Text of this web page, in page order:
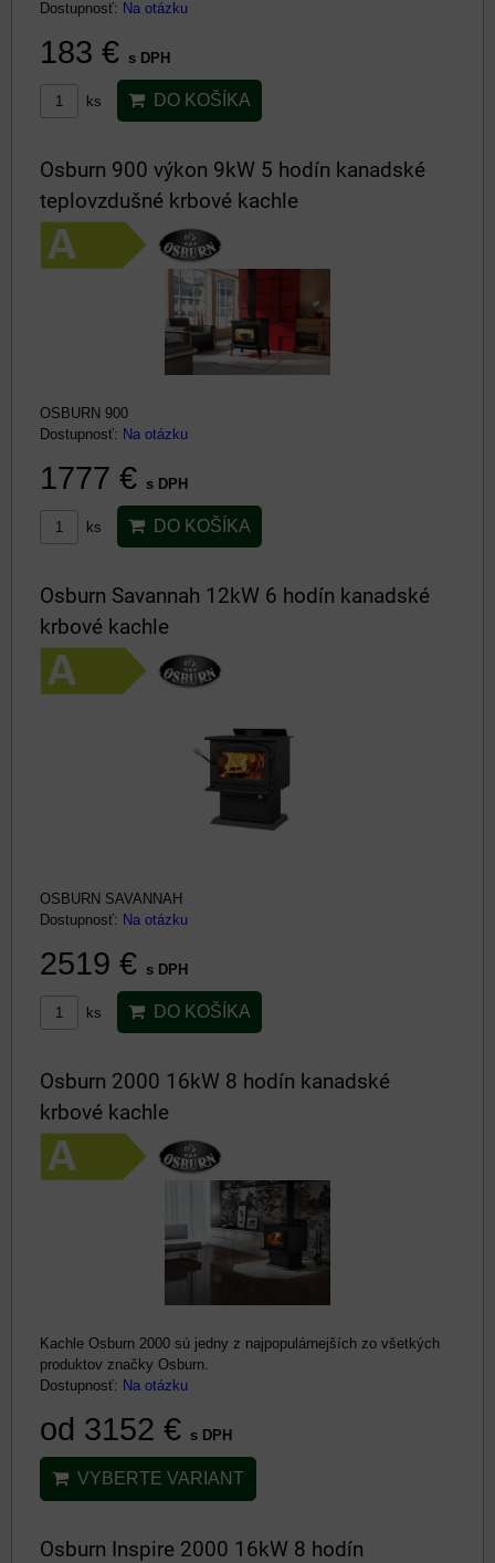
Dostupnosť: Na otázku
183 € s DPH
ks DO KOŠÍKA
Osburn 900 výkon 9kW 5 hodín kanadské
teplovzdušné krbové kachle
OSBURN 900
Dostupnosť: Na otázku
1777 € s DPH
ks DO KOŠÍKA
Osburn Savannah 12kW 6 hodín kanadské
krbové kachle
OSBURN SAVANNAH
Dostupnosť: Na otázku
2519 € s DPH
ks DO KOŠÍKA
Osburn 2000 16kW 8 hodín kanadské
krbové kachle
Kachle Osburn 2000 sú jedny z najpopulárnejších zo všetkých
produktov značky Osburn.
Dostupnosť: Na otázku
od 3152 € s DPH
VYBERTE VARIANT
Osburn Inspire 2000 16kW 8 hodín